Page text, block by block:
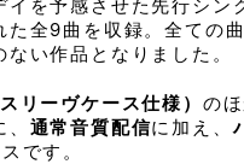
を予感させた先行シ
全9曲を収録。全ての
い作品となりました。
リーヴケース仕様） の
通常音質配信に加え、
です。